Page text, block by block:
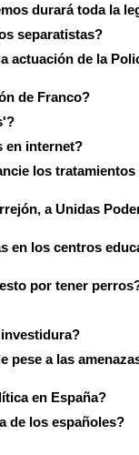
durará toda la
separatistas?
actuación de la
de Franco?
en internet?
los tratamientos
a Unidas
en los centros
por tener
pese a las
en España?
de los españoles?